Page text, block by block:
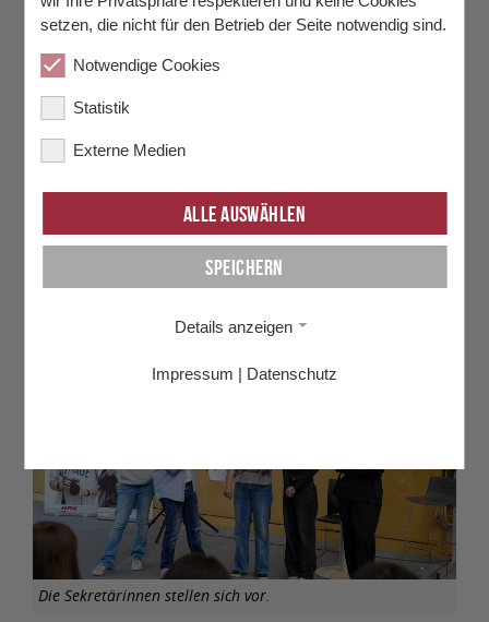
Gemeinsames Kennenlernen: Wir üben Begrüßung in vielen
Sprachen.
Die Sekretärinnen stellen sich vor.
setzen, die nicht für den Betrieb der Seite notwendig sind.
Notwendige Cookies
Statistik
Externe Medien
Alle auswählen
Speichern
Details anzeigen
Impressum | Datenschutz